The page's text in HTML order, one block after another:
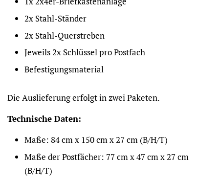
2x Stahl-Ständer
2x Stahl-Querstreben
Jeweils 2x Schlüssel pro Postfach
Befestigungsmaterial
Die Auslieferung erfolgt in zwei Paketen.
Technische Daten:
Maße: 84 cm x 150 cm x 27 cm (B/H/T)
Maße der Postfächer: 77 cm x 47 cm x 27 cm
(B/H/T)